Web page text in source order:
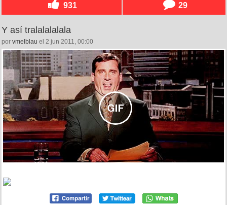
931 29
Y así tralalalalala
por vmelblau el 2 jun 2011, 00:00